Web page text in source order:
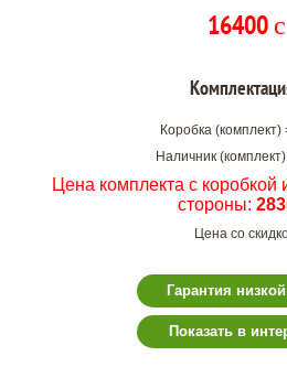
16400 c
Коробка (комплект)
Наличник
Цена комплекта с коробкой
стороны:
Цена со
Гарантия
Показать в